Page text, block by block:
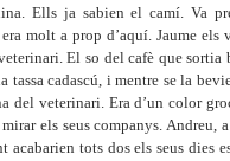
Ells ja sabien el camí. Va
molt a prop d’aquí. Jaume
El so del cafè que
tassa cadascú, i mentre se la
del veterinari. Era d’un color
els seus companys. Andreu,
acabarien tots dos els seus dies